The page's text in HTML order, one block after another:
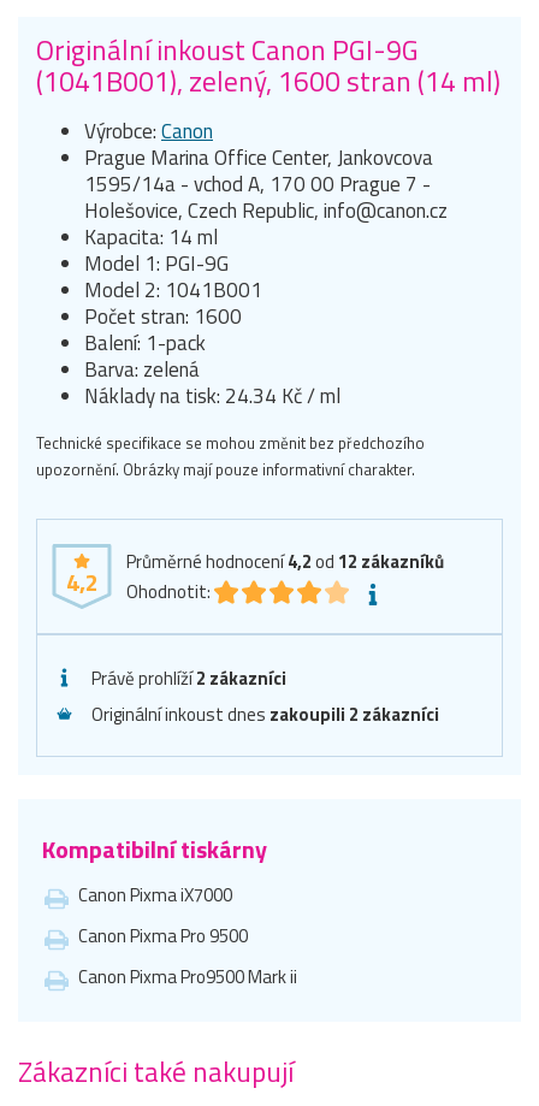
Originální inkoust Canon PGI-9G
(1041B001), zelený, 1600 stran (14 ml)
Výrobce:Canon
Prague Marina Office Center, Jankovcova
1595/14a - vchod A, 170 00 Prague 7 -
Holešovice, Czech Republic, info@canon.cz
Kapacita: 14 ml
Model 1: PGI-9G
Model 2: 1041B001
Počet stran: 1600
Balení: 1-pack
Barva: zelená
Náklady na tisk: 24.34 Kč / ml
Technické specifikace se mohou změnit bez předchozího
upozornění. Obrázky mají pouze informativní charakter.
4,2
Průměrné hodnocení4,2od 12 zákazníků
Ohodnotit:
Právě prohlíží2 zákazníci
Originální inkoust dnes zakoupili 2 zákazníci
Kompatibilní tiskárny
Canon Pixma iX7000
Canon Pixma Pro 9500
Canon Pixma Pro9500 Mark ii
Zákazníci také nakupují